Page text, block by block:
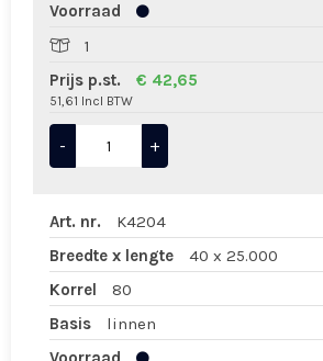
Voorraad
1
Prijs p.st.
€ 42,65
51,61 Incl BTW
- +
Art. nr.
K4204
Breedte x lengte
40 x 25.000
Korrel
80
Basis
linnen